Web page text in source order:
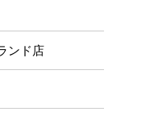
ンド店